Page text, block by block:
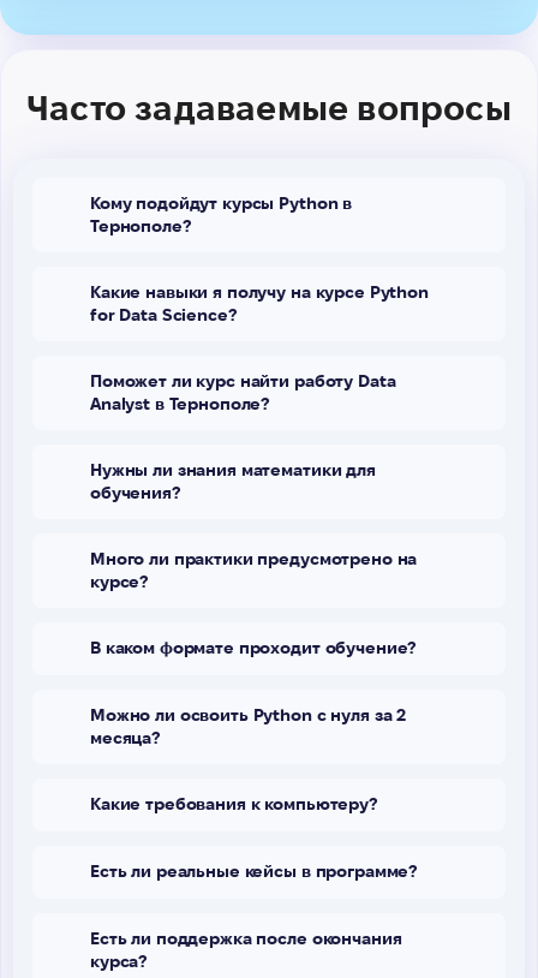
Часто задаваемые вопросы
Кому подойдут курсы Python в
Тернополе?
Какие навыки я получу на курсе Python
for Data Science?
Поможет ли курс найти работу Data
Analyst в Тернополе?
Нужны ли знания математики для
обучения?
Много ли практики предусмотрено на
курсе?
В каком формате проходит обучение?
Можно ли освоить Python с нуля за 2
месяца?
Какие требования к компьютеру?
Есть ли реальные кейсы в программе?
Есть ли поддержка после окончания
курса?